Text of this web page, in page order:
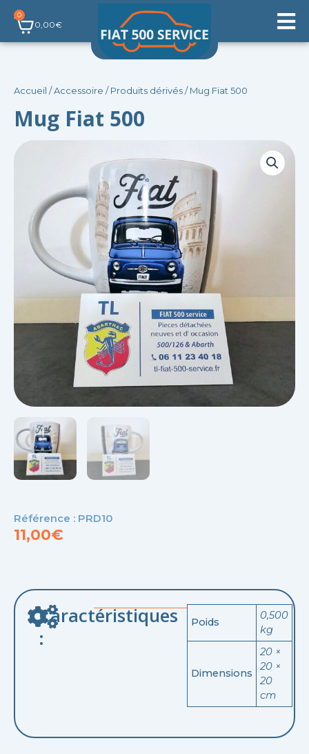
Aller
contenu
0,00€
0
Panier
Accueil /Accessoire /Produits dérivés/ Mug Fiat 500
Mug Fiat 500
Référence : PRD10
11,00€
Caractéristiques
:
Poids
0,500
kg
Dimensions
20 ×
20 ×
20
cm